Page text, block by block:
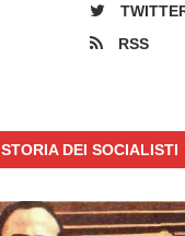
RSS
STORIA DEI SOCIALISTI